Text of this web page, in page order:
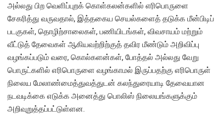
அல்லது பிற வெளிப்புறக் கொள்கலன்களில் எரிபொருளை
சேகரித்து வருவதால், இத்தகைய செயல்களைத் தடுக்க மீன்பிடிப்
படகுகள், தொழிற்சாலைகள், பணியிடங்கள், விவசாயம் மற்றும்
வீட்டுத் தேவைகள் ஆகியவற்றிற்குத் தவிர மீண்டும் அறிவிப்பு
வழங்கப்படும் வரை, கொல்களன்கள், போத்தல் அல்லது வேறு
பொருட்களில் எரிபொருளை வழங்காமல் இருப்பதற்கு எரிபொருள்
நிலைய மேலாண்மைத்துவத்துடன் கலந்துரையாடி தேவையான
நடவடிக்கை எடுக்க அனைத்து பொலிஸ் நிலையங்களுக்கும்
அறிவுறுத்தப்பட்டுள்ளன.